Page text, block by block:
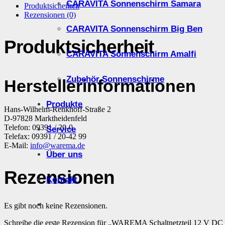
CARAVITA Sonnenschirm Samara
CARAVITA Sonnenschirm Big Ben
CARAVITA Sonnenschirm Amalfi
Zubehör Sonnenschirme
Produkte
Service
Über uns
Kontakt
Produktsicherheit
Rezensionen (0)
Produktsicherheit
Herstellerinformationen
Hans-Wilhelm-Renkhoff-Straße 2
D-97828 Marktheidenfeld
Telefon: 09391 / 20-0
Telefax: 09391 / 20-42 99
E-Mail: info@warema.de
Rezensionen
Es gibt noch keine Rezensionen.
Schreibe die erste Rezension für „WAREMA Schaltnetzteil 12 V DC